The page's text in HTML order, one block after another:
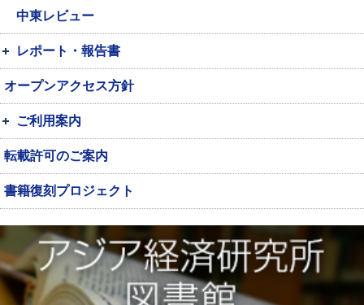
中東レビュー
レポート・報告書
オープンアクセス方針
ご利用案内
転載許可のご案内
書籍復刻プロジェクト